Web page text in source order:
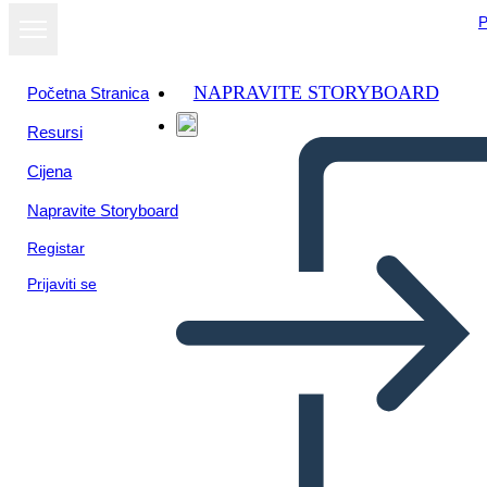
Početna Stranica
Resursi
Cijena
Napravite Storyboard
Registar
Prijaviti se
NAPRAVITE STORYBOARD